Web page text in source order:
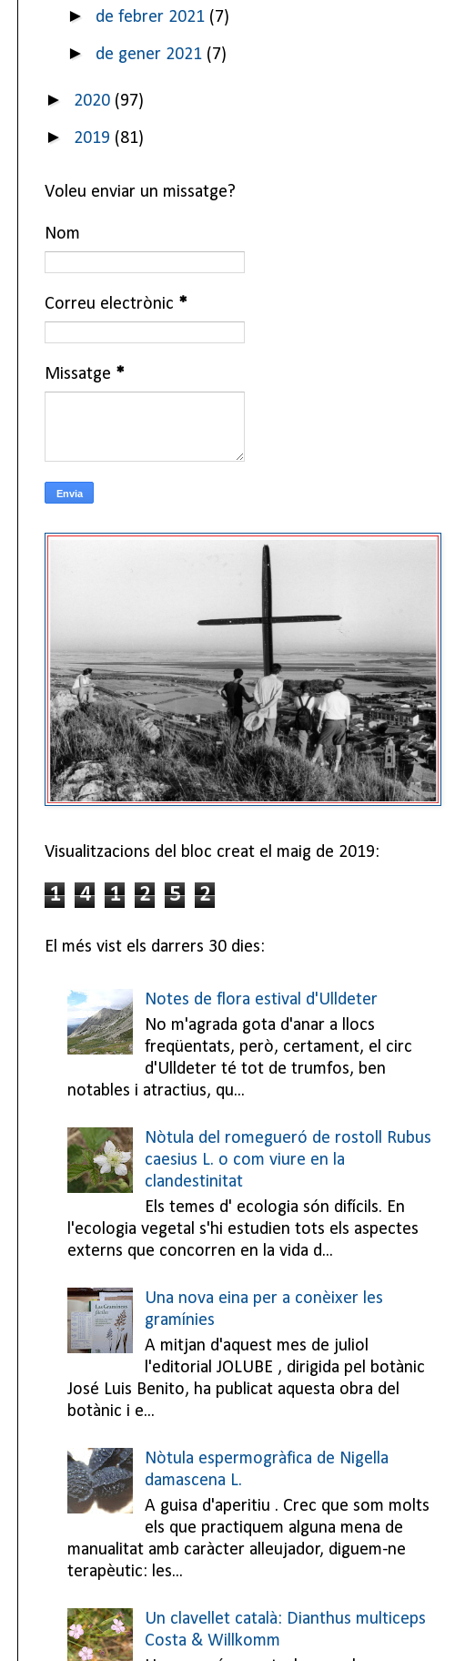
► de febrer 2021 (7)
► de gener 2021 (7)
► 2020 (97)
► 2019 (81)
Voleu enviar un missatge?
Nom
Correu electrònic *
Missatge *
Visualitzacions del bloc creat el maig de 2019:
1 4 1 2 5 2
El més vist els darrers 30 dies:
Notes de flora estival d'Ulldeter
No m'agrada gota d'anar a llocs
freqüentats, però, certament, el circ
d'Ulldeter té tot de trumfos, ben
notables i atractius, qu...
Nòtula del romegueró de rostoll Rubus
caesius L. o com viure en la
clandestinitat
Els temes d' ecologia són difícils. En
l'ecologia vegetal s'hi estudien tots els aspectes
externs que concorren en la vida d...
Una nova eina per a conèixer les
gramínies
A mitjan d'aquest mes de juliol
l'editorial JOLUBE , dirigida pel botànic
José Luis Benito, ha publicat aquesta obra del
botànic i e...
Nòtula espermogràfica de Nigella
damascena L.
A guisa d'aperitiu . Crec que som molts
els que practiquem alguna mena de
manualitat amb caràcter alleujador, diguem-ne
terapèutic: les...
Un clavellet català: Dianthus multiceps
Costa & Willkomm